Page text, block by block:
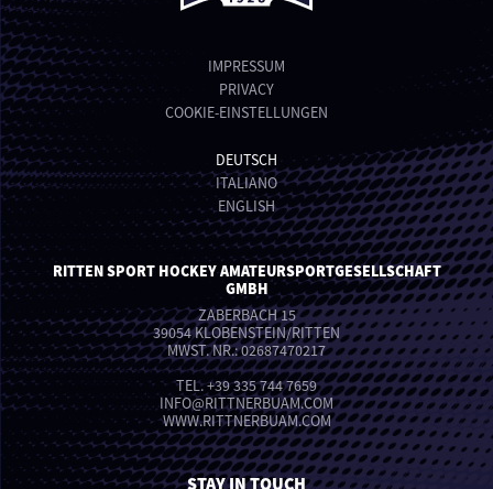
IMPRESSUM
PRIVACY
COOKIE-EINSTELLUNGEN
DEUTSCH
ITALIANO
ENGLISH
RITTEN SPORT HOCKEY AMATEURSPORTGESELLSCHAFT
GMBH
ZABERBACH 15
39054 KLOBENSTEIN/RITTEN
MWST. NR.: 02687470217
TEL.+39 335 744 7659
INFO@RITTNERBUAM.COM
WWW.RITTNERBUAM.COM
STAY IN TOUCH